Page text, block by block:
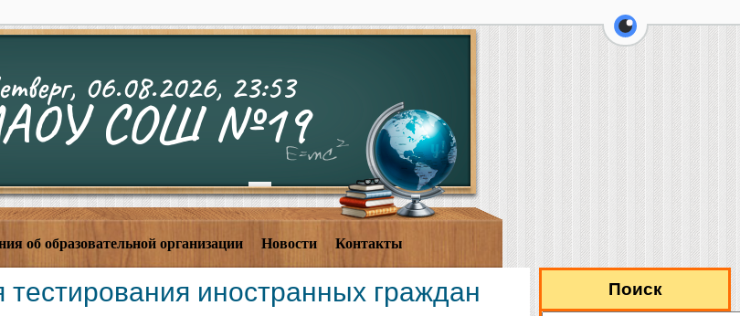
перейти на
06.08.2026, 23:53
СОШ №19
об образовательной организации Новости Контакты
тестирования иностранных граждан Поиск